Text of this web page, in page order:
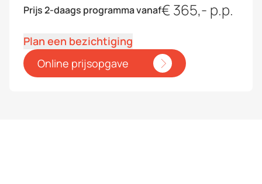
Prijs 2-daags programma vanaf€ 365,- p.p.
Plan een bezichtiging
Online prijsopgave